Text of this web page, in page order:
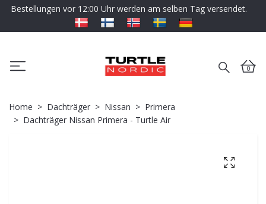
Bestellungen vor 12:00 Uhr werden am selben Tag versendet.
0
Home Dachträger Nissan
Primera
Dachträger Nissan Primera - Turtle Air